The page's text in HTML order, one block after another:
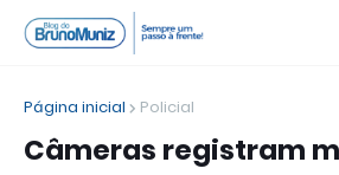
Página inicial Policial
Câmeras registram